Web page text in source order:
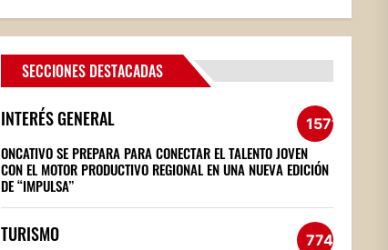
SECCIONES DESTACADAS
INTERÉS GENERAL 1571
ONCATIVO SE PREPARA PARA CONECTAR EL TALENTO JOVEN
CON EL MOTOR PRODUCTIVO REGIONAL EN UNA NUEVA EDICIÓN
DE “IMPULSA”
TURISMO 774